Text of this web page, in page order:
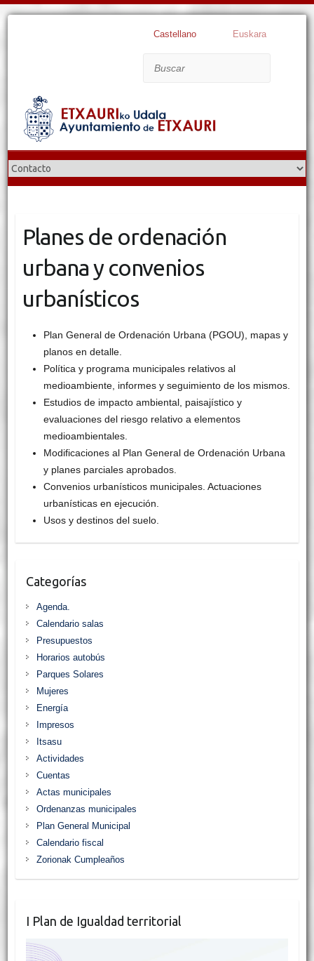
Castellano Euskara
Planes de ordenación
urbana y convenios
urbanísticos
Plan General de Ordenación Urbana (PGOU), mapas y
planos en detalle.
Política y programa municipales relativos al
medioambiente, informes y seguimiento de los mismos.
Estudios de impacto ambiental, paisajístico y
evaluaciones del riesgo relativo a elementos
medioambientales.
Modificaciones al Plan General de Ordenación Urbana
y planes parciales aprobados.
Convenios urbanísticos municipales. Actuaciones
urbanísticas en ejecución.
Usos y destinos del suelo.
Categorías
Agenda.
Calendario salas
Presupuestos
Horarios autobús
Parques Solares
Mujeres
Energía
Impresos
Itsasu
Actividades
Cuentas
Actas municipales
Ordenanzas municipales
Plan General Municipal
Calendario fiscal
Zorionak Cumpleaños
I Plan de Igualdad territorial